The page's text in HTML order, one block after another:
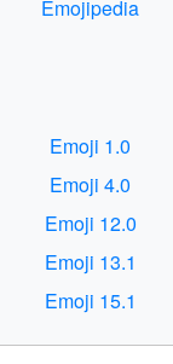
Emojipedia
Emoji 1.0
Emoji 4.0
Emoji 12.0
Emoji 13.1
Emoji 15.1